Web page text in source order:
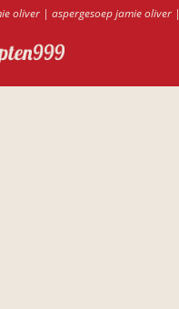
oliver| aspergesoep jamie oliver|
met fruit
jamie oliver